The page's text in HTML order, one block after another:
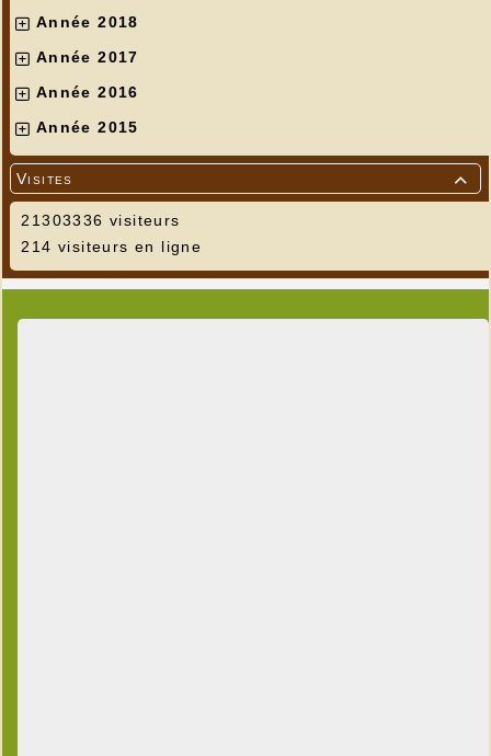
Année 2018
Année 2017
Année 2016
Année 2015

Visites
21303336 visiteurs
214 visiteurs en ligne